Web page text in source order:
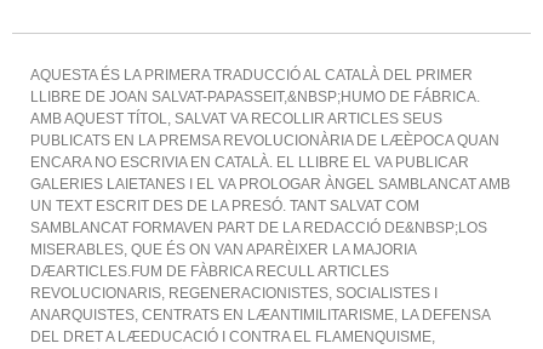
AQUESTA ÉS LA PRIMERA TRADUCCIÓ AL CATALÀ DEL PRIMER
LLIBRE DE JOAN SALVAT-PAPASSEIT,&NBSP;HUMO DE FÁBRICA.
AMB AQUEST TÍTOL, SALVAT VA RECOLLIR ARTICLES SEUS
PUBLICATS EN LA PREMSA REVOLUCIONÀRIA DE LÆÈPOCA QUAN
ENCARA NO ESCRIVIA EN CATALÀ. EL LLIBRE EL VA PUBLICAR
GALERIES LAIETANES I EL VA PROLOGAR ÀNGEL SAMBLANCAT AMB
UN TEXT ESCRIT DES DE LA PRESÓ. TANT SALVAT COM
SAMBLANCAT FORMAVEN PART DE LA REDACCIÓ DE&NBSP;LOS
MISERABLES, QUE ÉS ON VAN APARÈIXER LA MAJORIA
DÆARTICLES.FUM DE FÀBRICA RECULL ARTICLES
REVOLUCIONARIS, REGENERACIONISTES, SOCIALISTES I
ANARQUISTES, CENTRATS EN LÆANTIMILITARISME, LA DEFENSA
DEL DRET A LÆEDUCACIÓ I CONTRA EL FLAMENQUISME,